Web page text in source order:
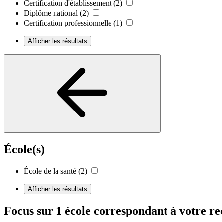
Certification d'établissement (2)
Diplôme national (2)
Certification professionnelle (1)
Afficher les résultats
École(s)
École de la santé (2)
Afficher les résultats
Focus sur 1 école correspondant à votre